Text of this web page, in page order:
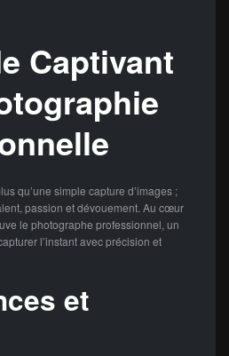
Captivant
qu’une simple capture d’images ;
passion et dévouement. Au cœur
le photographe professionnel, un
l’instant avec précision et
et